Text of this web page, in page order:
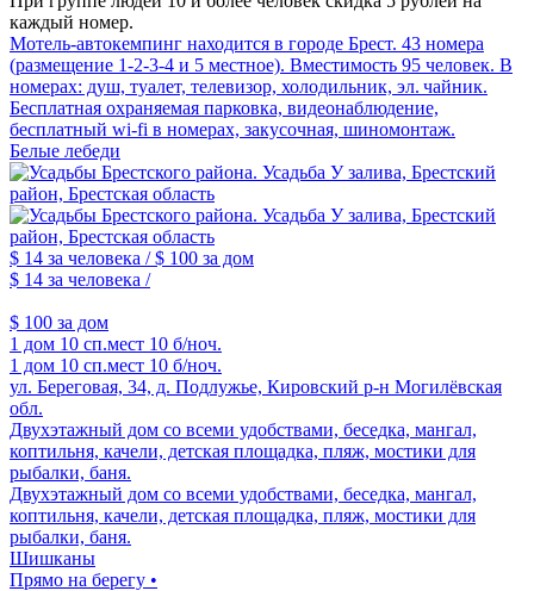
каждый номер.
Мотель-автокемпинг находится в городе Брест. 43 номера
(размещение 1-2-3-4 и 5 местное). Вместимость 95 человек. В
номерах: душ, туалет, телевизор, холодильник, эл. чайник.
Бесплатная охраняемая парковка, видеонаблюдение,
бесплатный wi-fi в номерах, закусочная, шиномонтаж.
Белые лебеди
$ 14 за человека /$ 100 за дом
$ 14 за человека /
$ 100 за дом
1 дом 10 сп.мест 10 б/ноч.
1 дом 10 сп.мест 10 б/ноч.
ул. Береговая, 34, д. Подлужье, Кировский р-н Могилёвская
обл.
Двухэтажный дом со всеми удобствами, беседка, мангал,
коптильня, качели, детская площадка, пляж, мостики для
рыбалки, баня.
Двухэтажный дом со всеми удобствами, беседка, мангал,
коптильня, качели, детская площадка, пляж, мостики для
рыбалки, баня.
Шишканы
Прямо на берегу •